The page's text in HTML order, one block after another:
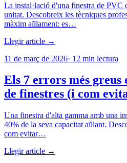
La instal·lació d'una finestra de PVC
unitat. Descobreix les tècniques
màxim aïllament: es…
Llegir article →
11 de març de 2026· 12 min lectura
Els 7 errors més greus
de finestres (i com
Una finestra d'alta gamma amb una
40% de la seva capacitat aïllant.
com evitar…
Llegir article →